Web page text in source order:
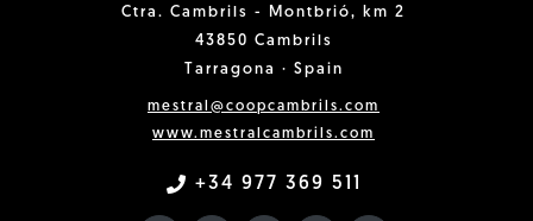
Ctra. Cambrils - Montbrió, km 2
43850 Cambrils
Tarragona · Spain
mestral@coopcambrils.com
www.mestralcambrils.com
+34 977 369 511